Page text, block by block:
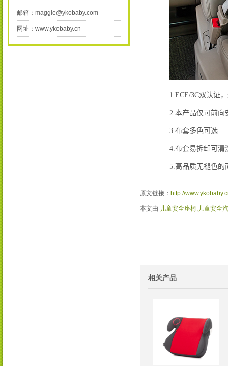
邮箱：maggie@ykobaby.com
网址：www.ykobaby.cn
1.ECE/3C双认证
2.本产品仅可前向
3.布套多色可选
4.布套易拆卸可清
5.高品质无褪色的
原文链接： http://
本文由 儿童安全座椅,儿童安全
相关产品